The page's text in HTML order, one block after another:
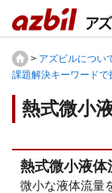
> アズビルについ
課題解決キーワードで
熱式微小
熱式微小液
微小な液体流量